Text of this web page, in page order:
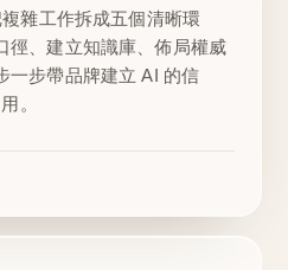
雜工作拆成五個清晰環
徑、建立知識庫、佈局權威
一步帶品牌建立 AI 的信
。